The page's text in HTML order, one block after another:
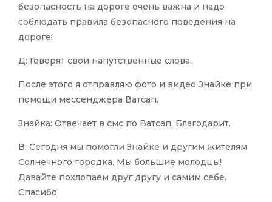
безопасность на дороге очень важна и надо
соблюдать правила безопасного поведения на
дороге!
Д: Говорят свои напутственные слова.
После этого я отправляю фото и видео Знайке при
помощи мессенджера Ватсап.
Знайка: Отвечает в смс по Ватсап. Благодарит.
В: Сегодня мы помогли Знайке и другим жителям
Солнечного городка. Мы большие молодцы!
Давайте похлопаем друг другу и самим себе.
Спасибо.